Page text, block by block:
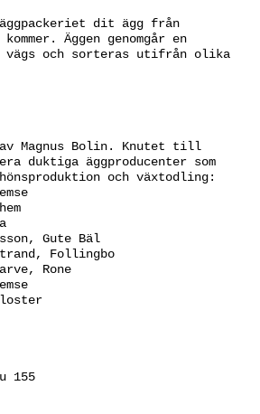
dit ägg från
Äggen genomgår en
och sorteras utifrån olika
Magnus Bolin. Knutet till
duktiga äggproducenter som
och växtodling:
Gute Bäl
Follingbo
Rone
155